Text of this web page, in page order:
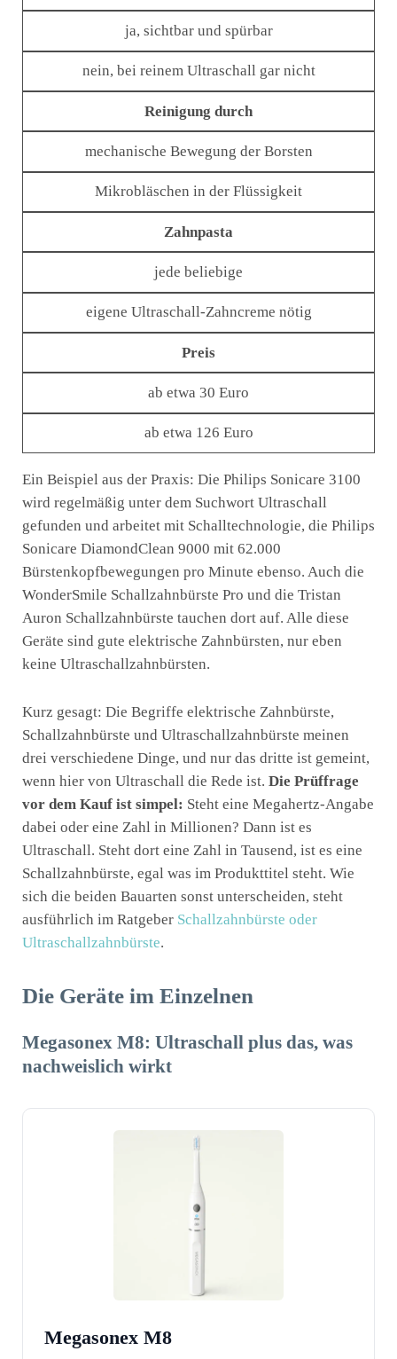
ja, sichtbar und spürbar
nein, bei reinem Ultraschall gar nicht
Reinigung durch
mechanische Bewegung der Borsten
Mikrobläschen in der Flüssigkeit
Zahnpasta
jede beliebige
eigene Ultraschall-Zahncreme nötig
Preis
ab etwa 30 Euro
ab etwa 126 Euro
Ein Beispiel aus der Praxis: Die Philips Sonicare 3100
wird regelmäßig unter dem Suchwort Ultraschall
gefunden und arbeitet mit Schalltechnologie, die Philips
Sonicare DiamondClean 9000 mit 62.000
Bürstenkopfbewegungen pro Minute ebenso. Auch die
WonderSmile Schallzahnbürste Pro und die Tristan
Auron Schallzahnbürste tauchen dort auf. Alle diese
Geräte sind gute elektrische Zahnbürsten, nur eben
keine Ultraschallzahnbürsten.
Kurz gesagt: Die Begriffe elektrische Zahnbürste,
Schallzahnbürste und Ultraschallzahnbürste meinen
drei verschiedene Dinge, und nur das dritte ist gemeint,
wenn hier von Ultraschall die Rede ist. Die Prüffrage
vor dem Kauf ist simpel: Steht eine Megahertz-Angabe
dabei oder eine Zahl in Millionen? Dann ist es
Ultraschall. Steht dort eine Zahl in Tausend, ist es eine
Schallzahnbürste, egal was im Produkttitel steht. Wie
sich die beiden Bauarten sonst unterscheiden, steht
ausführlich im Ratgeber Schallzahnbürste oder
Ultraschallzahnbürste.
Die Geräte im Einzelnen
Megasonex M8: Ultraschall plus das, was
nachweislich wirkt
Megasonex M8